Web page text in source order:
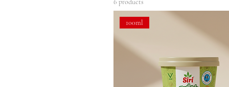
6 products
100ml